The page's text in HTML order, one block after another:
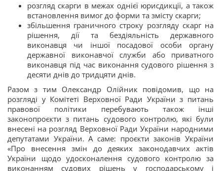
розгляд скарги в межах однієї юрисдикції, а також
встановлення вимог до форми та змісту скарги;
збільшення граничного строку розгляду скарг на
рішення, дії та бездіяльність державного
виконавця чи іншої посадової особи органу
державної виконавчої служби або приватного
виконавця під час виконання судового рішення з
десяти днів до тридцяти днів.
Разом з тим Олександр Олійник повідомив, що на
розгляді у Комітеті Верховної Ради України з питань
правової політики перебувають також інші
законопроєкти з питань судового контролю, які були
внесені на розгляд Верховної Ради України народними
депутатами України. А саме: проєкти законів України
«Про внесення змін до деяких законодавчих актів
України щодо удосконалення судового контролю за
виконанням судових рішень у господарському і